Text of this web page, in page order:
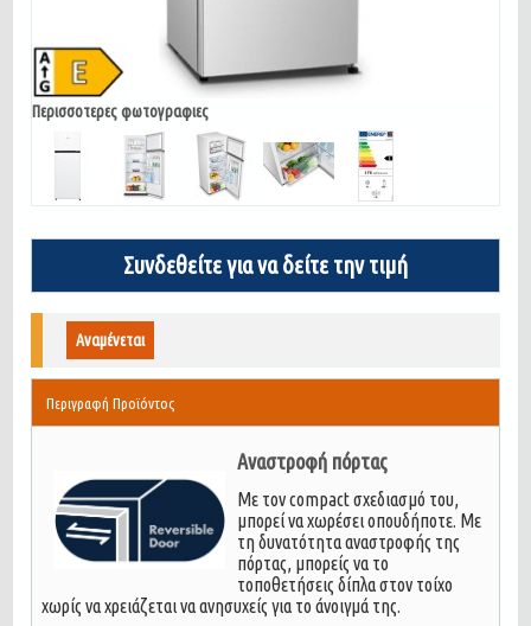
Περισσοτερες φωτογραφιες
Συνδεθείτε για να δείτε την τιμή
Αναμένεται
Περιγραφή Προϊόντος
Αναστροφή πόρτας
Με τον compact σχεδιασμό του,
μπορεί να χωρέσει οπουδήποτε. Με
τη δυνατότητα αναστροφής της
πόρτας, μπορείς να το
τοποθετήσεις δίπλα στον τοίχο
χωρίς να χρειάζεται να ανησυχείς για το άνοιγμά της.